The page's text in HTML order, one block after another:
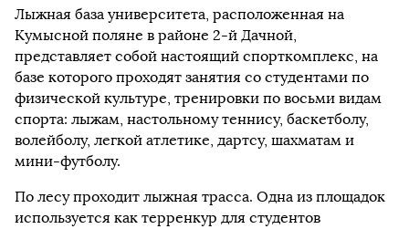
Лыжная база университета, расположенная на
Кумысной поляне в районе 2-й Дачной,
представляет собой настоящий спорткомплекс, на
базе которого проходят занятия со студентами по
физической культуре, тренировки по восьми видам
спорта: лыжам, настольному теннису, баскетболу,
волейболу, легкой атлетике, дартсу, шахматам и
мини-футболу.
По лесу проходит лыжная трасса. Одна из площадок
используется как терренкур для студентов